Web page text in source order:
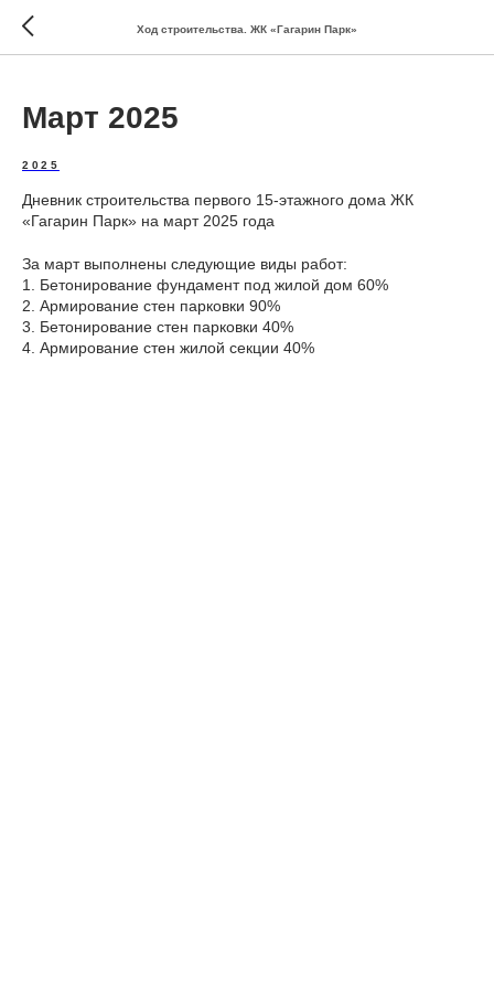
Ход строительства. ЖК «Гагарин Парк»
Март 2025
2025
Дневник строительства первого 15-этажного дома ЖК
«Гагарин Парк» на март 2025 года
За март выполнены следующие виды работ:
1. Бетонирование фундамент под жилой дом 60%
2. Армирование стен парковки 90%
3. Бетонирование стен парковки 40%
4. Армирование стен жилой секции 40%